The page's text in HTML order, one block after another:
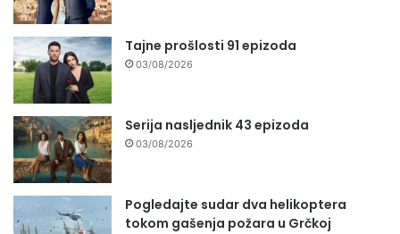
Tajne prošlosti 91 epizoda
03/08/2026
Serija nasljednik 43 epizoda
03/08/2026
Pogledajte sudar dva helikoptera
tokom gašenja požara u Grčkoj